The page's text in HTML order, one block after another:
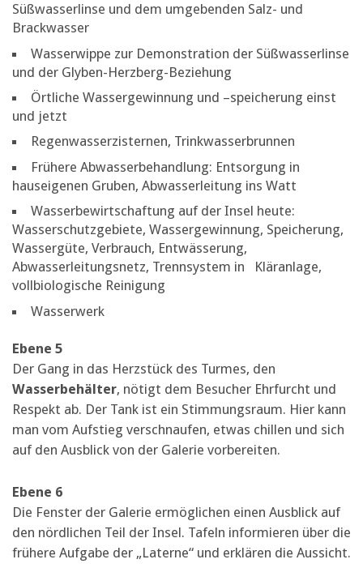
Süßwasserlinse und dem umgebenden Salz- und
Brackwasser
Wasserwippe zur Demonstration der Süßwasserlinse
und der Glyben-Herzberg-Beziehung
Örtliche Wassergewinnung und –speicherung einst
und jetzt
Regenwasserzisternen, Trinkwasserbrunnen
Frühere Abwasserbehandlung: Entsorgung in
hauseigenen Gruben, Abwasserleitung ins Watt
Wasserbewirtschaftung auf der Insel heute:
Wasserschutzgebiete, Wassergewinnung, Speicherung,
Wassergüte, Verbrauch, Entwässerung,
Abwasserleitungsnetz, Trennsystem in Kläranlage,
vollbiologische Reinigung
Wasserwerk
Ebene 5
Der Gang in das Herzstück des Turmes, den
Wasserbehälter, nötigt dem Besucher Ehrfurcht und
Respekt ab. Der Tank ist ein Stimmungsraum. Hier kann
man vom Aufstieg verschnaufen, etwas chillen und sich
auf den Ausblick von der Galerie vorbereiten.
Ebene 6
Die Fenster der Galerie ermöglichen einen Ausblick auf
den nördlichen Teil der Insel. Tafeln informieren über die
frühere Aufgabe der „Laterne“ und erklären die Aussicht.